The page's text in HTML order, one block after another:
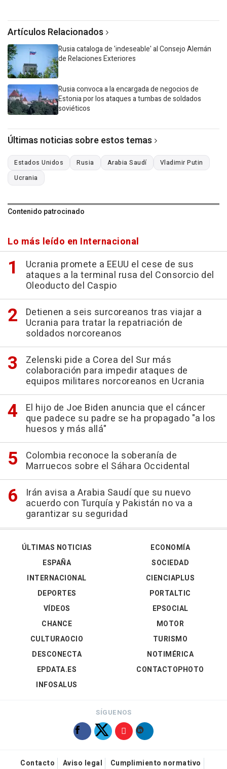
Artículos Relacionados
Rusia cataloga de 'indeseable' al Consejo Alemán
de Relaciones Exteriores
Rusia convoca a la encargada de negocios de
Estonia por los ataques a tumbas de soldados
soviéticos
Últimas noticias sobre estos temas
Estados Unidos Rusia Arabia Saudí
Vladimir Putin
Ucrania
Contenido patrocinado
Lo más leído en Internacional
Ucrania promete a EEUU el cese de sus
ataques a la terminal rusa del Consorcio del
Oleoducto del Caspio
Detienen a seis surcoreanos tras viajar a
Ucrania para tratar la repatriación de
soldados norcoreanos
Zelenski pide a Corea del Sur más
colaboración para impedir ataques de
equipos militares norcoreanos en Ucrania
El hijo de Joe Biden anuncia que el cáncer
que padece su padre se ha propagado "a los
huesos y más allá"
Colombia reconoce la soberanía de
Marruecos sobre el Sáhara Occidental
Irán avisa a Arabia Saudí que su nuevo
acuerdo con Turquía y Pakistán no va a
garantizar su seguridad
ÚLTIMAS NOTICIAS
ESPAÑA
INTERNACIONAL
DEPORTES
VÍDEOS
ECONOMÍA
SOCIEDAD
CIENCIAPLUS
PORTALTIC
EPSOCIAL
CHANCE
CULTURAOCIO
DESCONECTA
EPDATA.ES
INFOSALUS
MOTOR
TURISMO
NOTIMÉRICA
CONTACTOPHOTO
SÍGUENOS
Contacto Aviso legal
Cumplimiento normativo